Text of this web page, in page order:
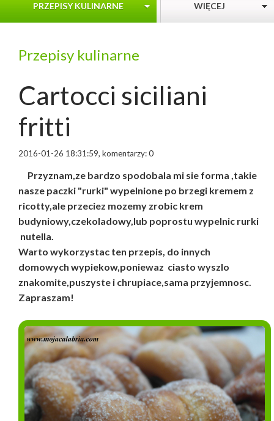
PRZEPISY KULINARNE WIĘCEJ
Przepisy kulinarne
Cartocci siciliani
fritti
2016-01-26 18:31:59, komentarzy: 0
Przyznam,ze bardzo spodobala mi sie forma ,takie
nasze paczki "rurki" wypelnione po brzegi kremem z
ricotty,ale przeciez mozemy zrobic krem
budyniowy,czekoladowy,lub poprostu wypelnic rurki
nutella.
Warto wykorzystac ten przepis, do innych
domowych wypiekow,poniewaz ciasto wyszlo
znakomite,puszyste i chrupiace,sama przyjemnosc.
Zapraszam!